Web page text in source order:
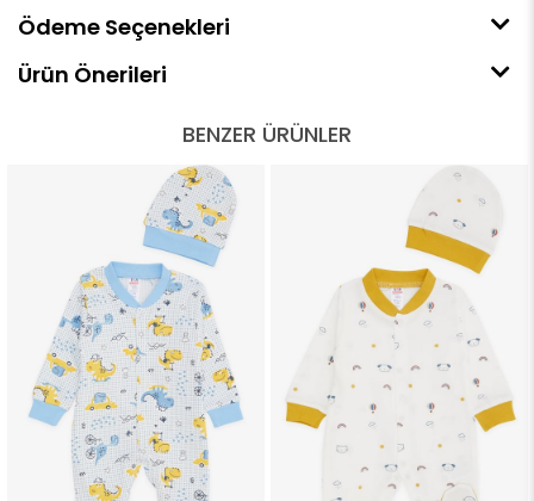
Ödeme Seçenekleri
Ürün Önerileri
BENZER ÜRÜNLER